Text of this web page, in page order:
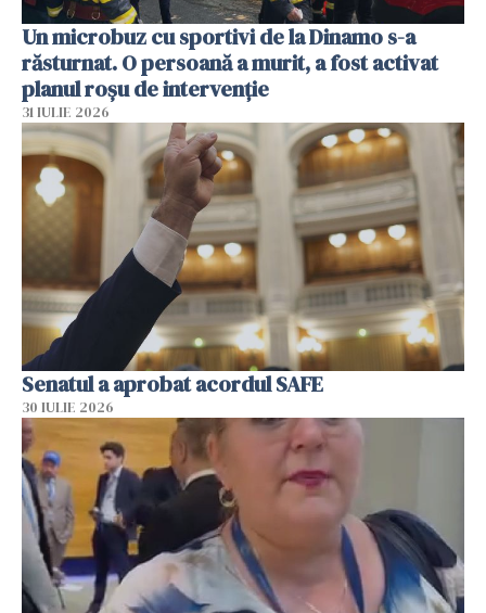
Un microbuz cu sportivi de la Dinamo s-a
răsturnat. O persoană a murit, a fost activat
planul roșu de intervenție
31 IULIE 2026
Senatul a aprobat acordul SAFE
30 IULIE 2026